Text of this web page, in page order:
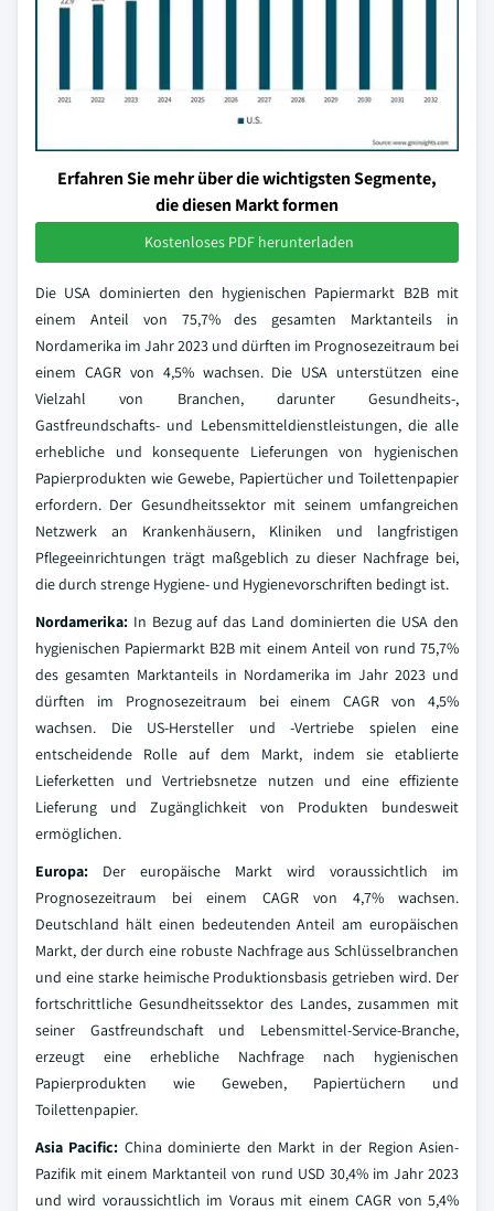
Erfahren Sie mehr über die wichtigsten Segmente,
die diesen Markt formen
Kostenloses PDF herunterladen
Die USA dominierten den hygienischen Papiermarkt B2B mit
einem Anteil von 75,7% des gesamten Marktanteils in
Nordamerika im Jahr 2023 und dürften im Prognosezeitraum bei
einem CAGR von 4,5% wachsen. Die USA unterstützen eine
Vielzahl von Branchen, darunter Gesundheits-,
Gastfreundschafts- und Lebensmitteldienstleistungen, die alle
erhebliche und konsequente Lieferungen von hygienischen
Papierprodukten wie Gewebe, Papiertücher und Toilettenpapier
erfordern. Der Gesundheitssektor mit seinem umfangreichen
Netzwerk an Krankenhäusern, Kliniken und langfristigen
Pflegeeinrichtungen trägt maßgeblich zu dieser Nachfrage bei,
die durch strenge Hygiene- und Hygienevorschriften bedingt ist.
Nordamerika: In Bezug auf das Land dominierten die USA den
hygienischen Papiermarkt B2B mit einem Anteil von rund 75,7%
des gesamten Marktanteils in Nordamerika im Jahr 2023 und
dürften im Prognosezeitraum bei einem CAGR von 4,5%
wachsen. Die US-Hersteller und -Vertriebe spielen eine
entscheidende Rolle auf dem Markt, indem sie etablierte
Lieferketten und Vertriebsnetze nutzen und eine effiziente
Lieferung und Zugänglichkeit von Produkten bundesweit
ermöglichen.
Europa: Der europäische Markt wird voraussichtlich im
Prognosezeitraum bei einem CAGR von 4,7% wachsen.
Deutschland hält einen bedeutenden Anteil am europäischen
Markt, der durch eine robuste Nachfrage aus Schlüsselbranchen
und eine starke heimische Produktionsbasis getrieben wird. Der
fortschrittliche Gesundheitssektor des Landes, zusammen mit
seiner Gastfreundschaft und Lebensmittel-Service-Branche,
erzeugt eine erhebliche Nachfrage nach hygienischen
Papierprodukten wie Geweben, Papiertüchern und
Toilettenpapier.
Asia Pacific: China dominierte den Markt in der Region Asien-
Pazifik mit einem Marktanteil von rund USD 30,4% im Jahr 2023
und wird voraussichtlich im Voraus mit einem CAGR von 5,4%